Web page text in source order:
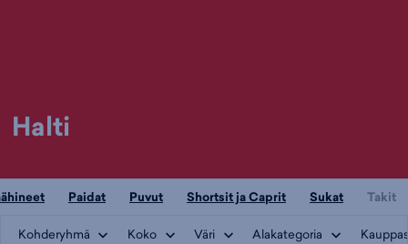
Halti
Paidat Puvut Shortsit ja Caprit Sukat Takit
Kohderyhmä Koko Väri Alakategoria